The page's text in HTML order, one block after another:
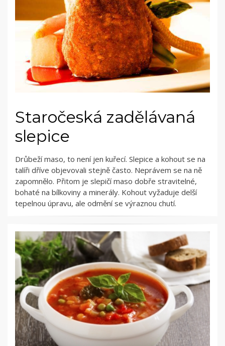
Staročeská zadělávaná
slepice
Drůbeží maso, to není jen kuřecí. Slepice a kohout se na
talíři dříve objevovali stejně často. Neprávem se na ně
zapomnělo. Přitom je slepičí maso dobře stravitelné,
bohaté na bílkoviny a minerály. Kohout vyžaduje delší
tepelnou úpravu, ale odmění se výraznou chutí.